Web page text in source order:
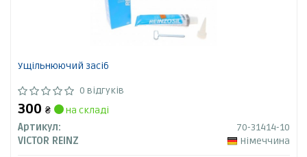
Ущільнюючий засіб
0 відгуків
300 ₴
на складі
Артикул:
70-31414-10
VICTOR REINZ
Німеччина